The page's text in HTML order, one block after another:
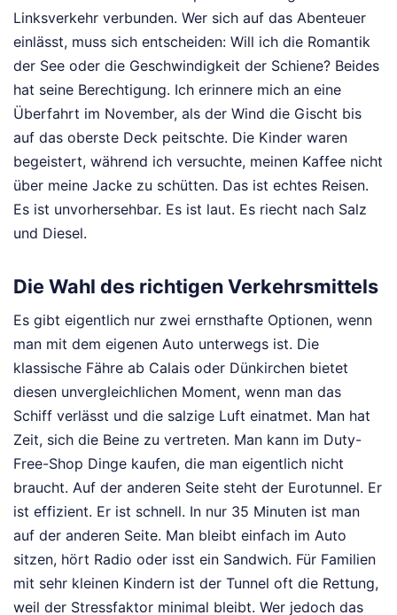
Linksverkehr verbunden. Wer sich auf das Abenteuer
einlässt, muss sich entscheiden: Will ich die Romantik
der See oder die Geschwindigkeit der Schiene? Beides
hat seine Berechtigung. Ich erinnere mich an eine
Überfahrt im November, als der Wind die Gischt bis
auf das oberste Deck peitschte. Die Kinder waren
begeistert, während ich versuchte, meinen Kaffee nicht
über meine Jacke zu schütten. Das ist echtes Reisen.
Es ist unvorhersehbar. Es ist laut. Es riecht nach Salz
und Diesel.
Die Wahl des richtigen Verkehrsmittels
Es gibt eigentlich nur zwei ernsthafte Optionen, wenn
man mit dem eigenen Auto unterwegs ist. Die
klassische Fähre ab Calais oder Dünkirchen bietet
diesen unvergleichlichen Moment, wenn man das
Schiff verlässt und die salzige Luft einatmet. Man hat
Zeit, sich die Beine zu vertreten. Man kann im Duty-
Free-Shop Dinge kaufen, die man eigentlich nicht
braucht. Auf der anderen Seite steht der Eurotunnel. Er
ist effizient. Er ist schnell. In nur 35 Minuten ist man
auf der anderen Seite. Man bleibt einfach im Auto
sitzen, hört Radio oder isst ein Sandwich. Für Familien
mit sehr kleinen Kindern ist der Tunnel oft die Rettung,
weil der Stressfaktor minimal bleibt. Wer jedoch das